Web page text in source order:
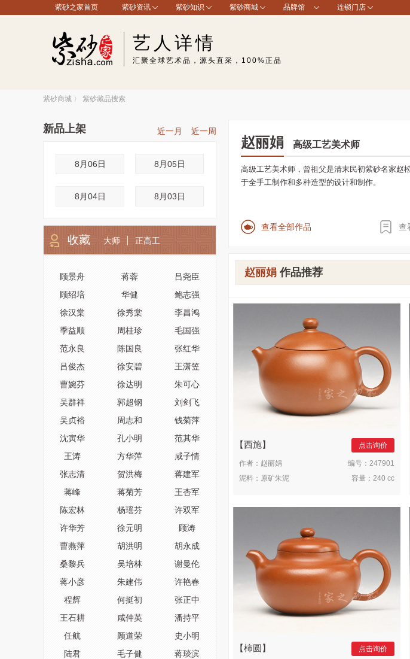
紫砂之家首页 紫砂资讯 紫砂知识 紫砂商城 品牌馆 连锁门店
艺人详情
汇聚全球艺术品，源头直采，100%正品
紫砂商城 〉 紫砂藏品搜索
新品上架 近一周
近一月
8月06日 8月05日
8月04日 8月03日
收藏 大师 正高工
顾景舟 蒋蓉
吕尧臣
顾绍培
华健
鲍志强
徐汉棠
徐秀棠
李昌鸿
季益顺
周桂珍
毛国强
范永良
陈国良
张红华
吕俊杰
徐安碧
王潇笠
曹婉芬
徐达明
朱可心
吴群祥
郭超钢
刘剑飞
吴贞裕
周志和
钱菊萍
沈寅华
孔小明
范其华
王涛
方华萍
咸子情
张志清
贺洪梅
蒋建军
蒋峰
蒋菊芳
王杏军
陈宏林
杨瑶芬
许双军
许华芳
徐元明
顾涛
曹燕萍
胡洪明
胡永成
桑黎兵
吴培林
谢曼伦
蒋小彦
朱建伟
许艳春
程辉
何挺初
张正中
王石耕
咸仲英
潘持平
任航
顾道荣
史小明
陆君
毛子健
蒋琰滨
赵丽娟 高级工艺美术师
高级工艺美术师，曾祖父是清末民初紫砂名家赵
于全手工制作和多种造型的设计和制作。
查看全部作品 查
赵丽娟 作品推荐
西施 点击询价
作者： 赵丽娟 编号： 247901
泥料： 原矿朱泥 容量： 240 cc
柿圆 点击询价